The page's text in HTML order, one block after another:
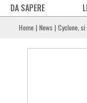
DA SAPERE
Home News Cyclone,